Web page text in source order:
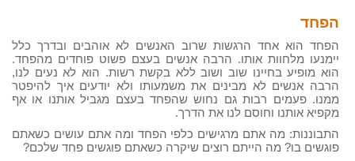
הפחד
הפחד הוא אחד הרגשות שרוב האנשים לא אוהבים ובדרך כלל
יימנעו מלחוות אותו. הרבה אנשים בעצם פשוט פוחדים מהפחד.
הוא מופיע בחיינו שוב ושוב ללא בקשת רשות. הוא לא נעים לנו,
הרבה אנשים לא מבינים את משמעותו ולא יודעים איך להיפטר
ממנו. פעמים רבות גם נחוש שהפחד בעצם מגביל אותנו או אף
מקפיא אותנו וחוסם לנו את הדרך.
התבוננות: מה אתם מרגישים כלפי הפחד ומה אתם עושים כשאתם
פוגשים בו? מה הייתם רוצים שיקרה כשאתם פוגשים פחד שלכם?